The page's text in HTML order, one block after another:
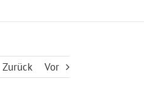
Zurück Vor